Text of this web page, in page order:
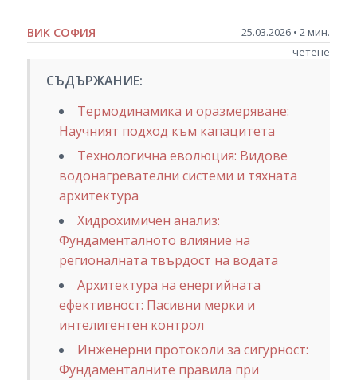
ВИК СОФИЯ
25.03.2026 • 2 мин.
четене
СЪДЪРЖАНИЕ:
Термодинамика и оразмеряване:
Научният подход към капацитета
Технологична еволюция: Видове
водонагревателни системи и тяхната
архитектура
Хидрохимичен анализ:
Фундаменталното влияние на
регионалната твърдост на водата
Архитектура на енергийната
ефективност: Пасивни мерки и
интелигентен контрол
Инженерни протоколи за сигурност:
Фундаменталните правила при